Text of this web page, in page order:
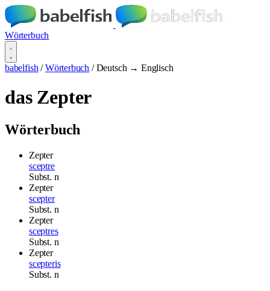
Wörterbuch
babelfish / Wörterbuch / Deutsch → Englisch
das Zepter
Wörterbuch
Zepter
sceptre
Subst. n
Zepter
scepter
Subst. n
Zepter
sceptres
Subst. n
Zepter
scepteris
Subst. n